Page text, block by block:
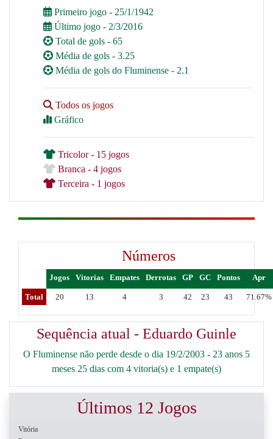
Primeiro jogo - 25/1/1942
Último jogo - 2/3/2016
Total de gols - 65
Média de gols - 3.25
Média de gols do Fluminense - 2.1
Todos os jogos
Gráfico
Tricolor - 15 jogos
Branca - 4 jogos
Terceira - 1 jogos
Números
Jogos Vitorias Empates Derrotas GP GC Pontos Apr
Total 20 13 4 3 42 23 43 71.67%
Sequência atual - Eduardo Guinle
O Fluminense não perde desde o dia 19/2/2003 - 23 anos 5
meses 25 dias com 4 vitoria(s) e 1 empate(s)
Últimos 12 Jogos
Vitória